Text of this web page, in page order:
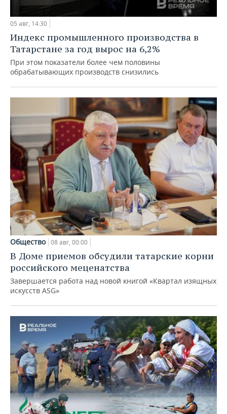
05 авг, 14:30
Индекс промышленного производства в
Татарстане за год вырос на 6,2%
При этом показатели более чем половины
обрабатывающих производств снизились
Общество 08 авг, 00:00
В Доме приемов обсудили татарские корни
российского меценатства
Завершается работа над новой книгой «Квартал изящных
искусств ASG»